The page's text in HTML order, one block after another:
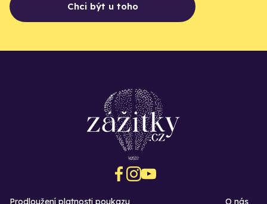
Chci být u toho
Prodloužení platnosti poukazu
O nás